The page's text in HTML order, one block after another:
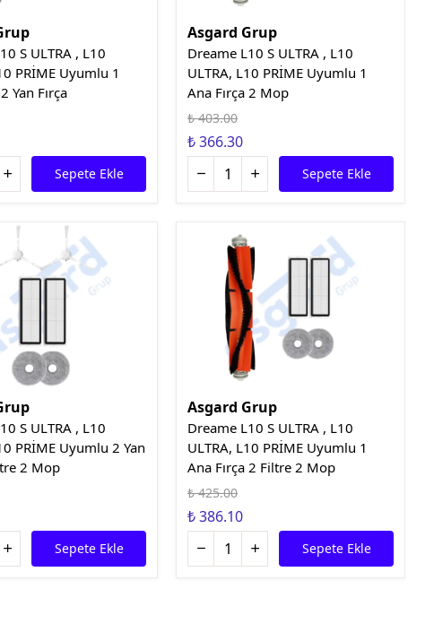
S ULTRA , L10
PRİME Uyumlu 1
Yan Fırça
Sepete Ekle
Asgard Grup
Dreame L10 S ULTRA , L10
ULTRA, L10 PRİME Uyumlu 1
Ana Fırça 2 Mop
₺ 403.00
₺ 366.30
Sepete Ekle
S ULTRA , L10
PRİME Uyumlu 2 Yan
2 Mop
Sepete Ekle
Asgard Grup
Dreame L10 S ULTRA , L10
ULTRA, L10 PRİME Uyumlu 1
Ana Fırça 2 Filtre 2 Mop
₺ 425.00
₺ 386.10
Sepete Ekle